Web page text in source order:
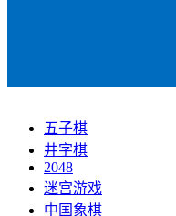
五子棋
井字棋
2048
迷宫游戏
中国象棋